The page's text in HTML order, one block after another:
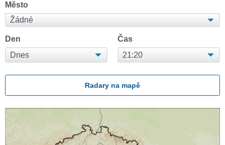
Město
Den Čas
Radary na mapě